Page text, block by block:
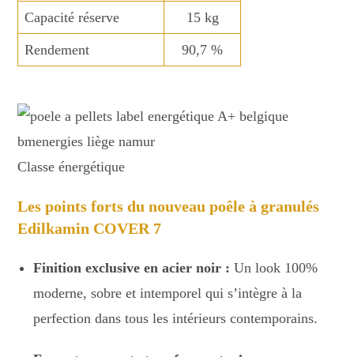
Capacité réserve 15 kg
Rendement 90,7 %
Classe énergétique
Les points forts du nouveau poêle à granulés
Edilkamin COVER 7
Finition exclusive en acier noir : Un look 100%
moderne, sobre et intemporel qui s’intègre à la
perfection dans tous les intérieurs contemporains.